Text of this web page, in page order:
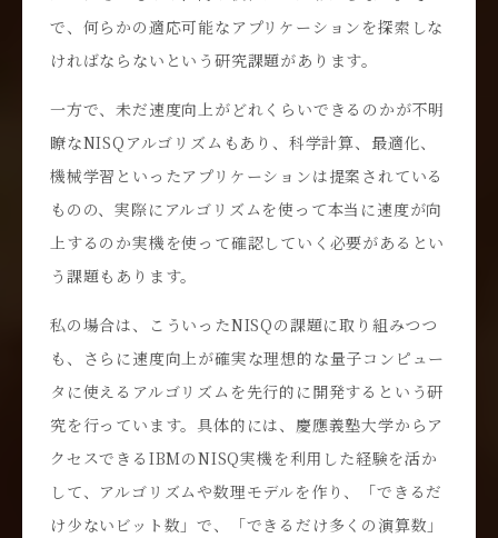
で、何らかの適応可能なアプリケーションを探索しな
ければならないという研究課題があります。
一方で、未だ速度向上がどれくらいできるのかが不明
瞭なNISQアルゴリズムもあり、科学計算、最適化、
機械学習といったアプリケーションは提案されている
ものの、実際にアルゴリズムを使って本当に速度が向
上するのか実機を使って確認していく必要があるとい
う課題もあります。
私の場合は、こういったNISQの課題に取り組みつつ
も、さらに速度向上が確実な理想的な量子コンピュー
タに使えるアルゴリズムを先行的に開発するという研
究を行っています。具体的には、慶應義塾大学からア
クセスできるIBMのNISQ実機を利用した経験を活か
して、アルゴリズムや数理モデルを作り、「できるだ
け少ないビット数」で、「できるだけ多くの演算数」